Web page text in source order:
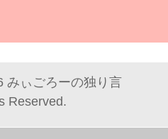
みぃごろーの独り言
Reserved.